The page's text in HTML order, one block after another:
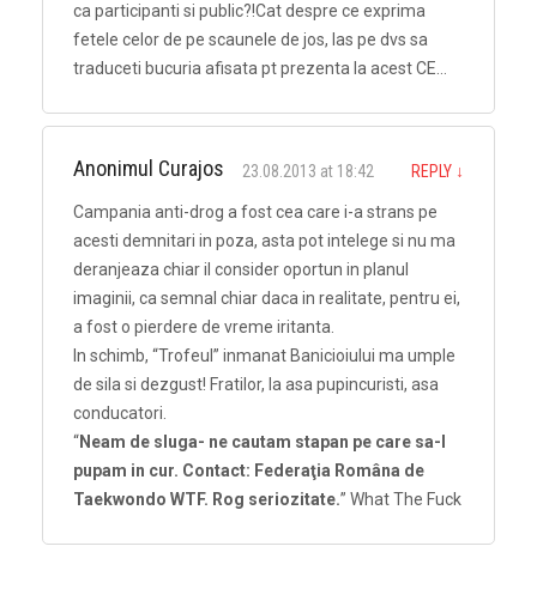
ca participanti si public?!Cat despre ce exprima
fetele celor de pe scaunele de jos, las pe dvs sa
traduceti bucuria afisata pt prezenta la acest CE…
Anonimul Curajos 23.08.2013 at 18:42 REPLY ↓
Campania anti-drog a fost cea care i-a strans pe
acesti demnitari in poza, asta pot intelege si nu ma
deranjeaza chiar il consider oportun in planul
imaginii, ca semnal chiar daca in realitate, pentru ei,
a fost o pierdere de vreme iritanta.
In schimb, “Trofeul” inmanat Banicioiului ma umple
de sila si dezgust! Fratilor, la asa pupincuristi, asa
conducatori.
“Neam de sluga- ne cautam stapan pe care sa-l
pupam in cur. Contact: Federaţia Româna de
Taekwondo WTF. Rog seriozitate.” What The Fuck